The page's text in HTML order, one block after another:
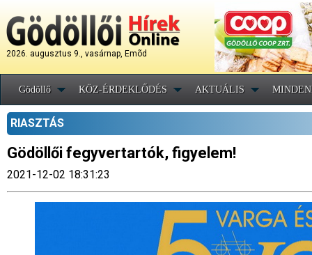
2026. augusztus 9., vasárnap, Emõd
Gödöllő KÖZ-ÉRDEKLŐDÉS AKTUÁLIS
RIASZTÁS
Gödöllői fegyvertartók, figyelem!
2021-12-02 18:31:23